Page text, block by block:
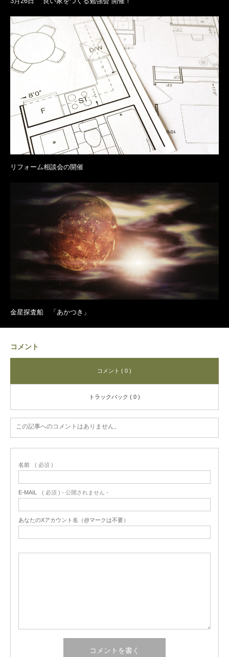
リフォーム相談会の開催
金星探査船 「あかつき」
コメント
コメント ( 0 )
トラックバック ( 0 )
この記事へのコメントはありません。
名前 ( 必須 )
E-MAIL ( 必須 ) - 公開されません -
あなたのXアカウント名（@マークは不要）